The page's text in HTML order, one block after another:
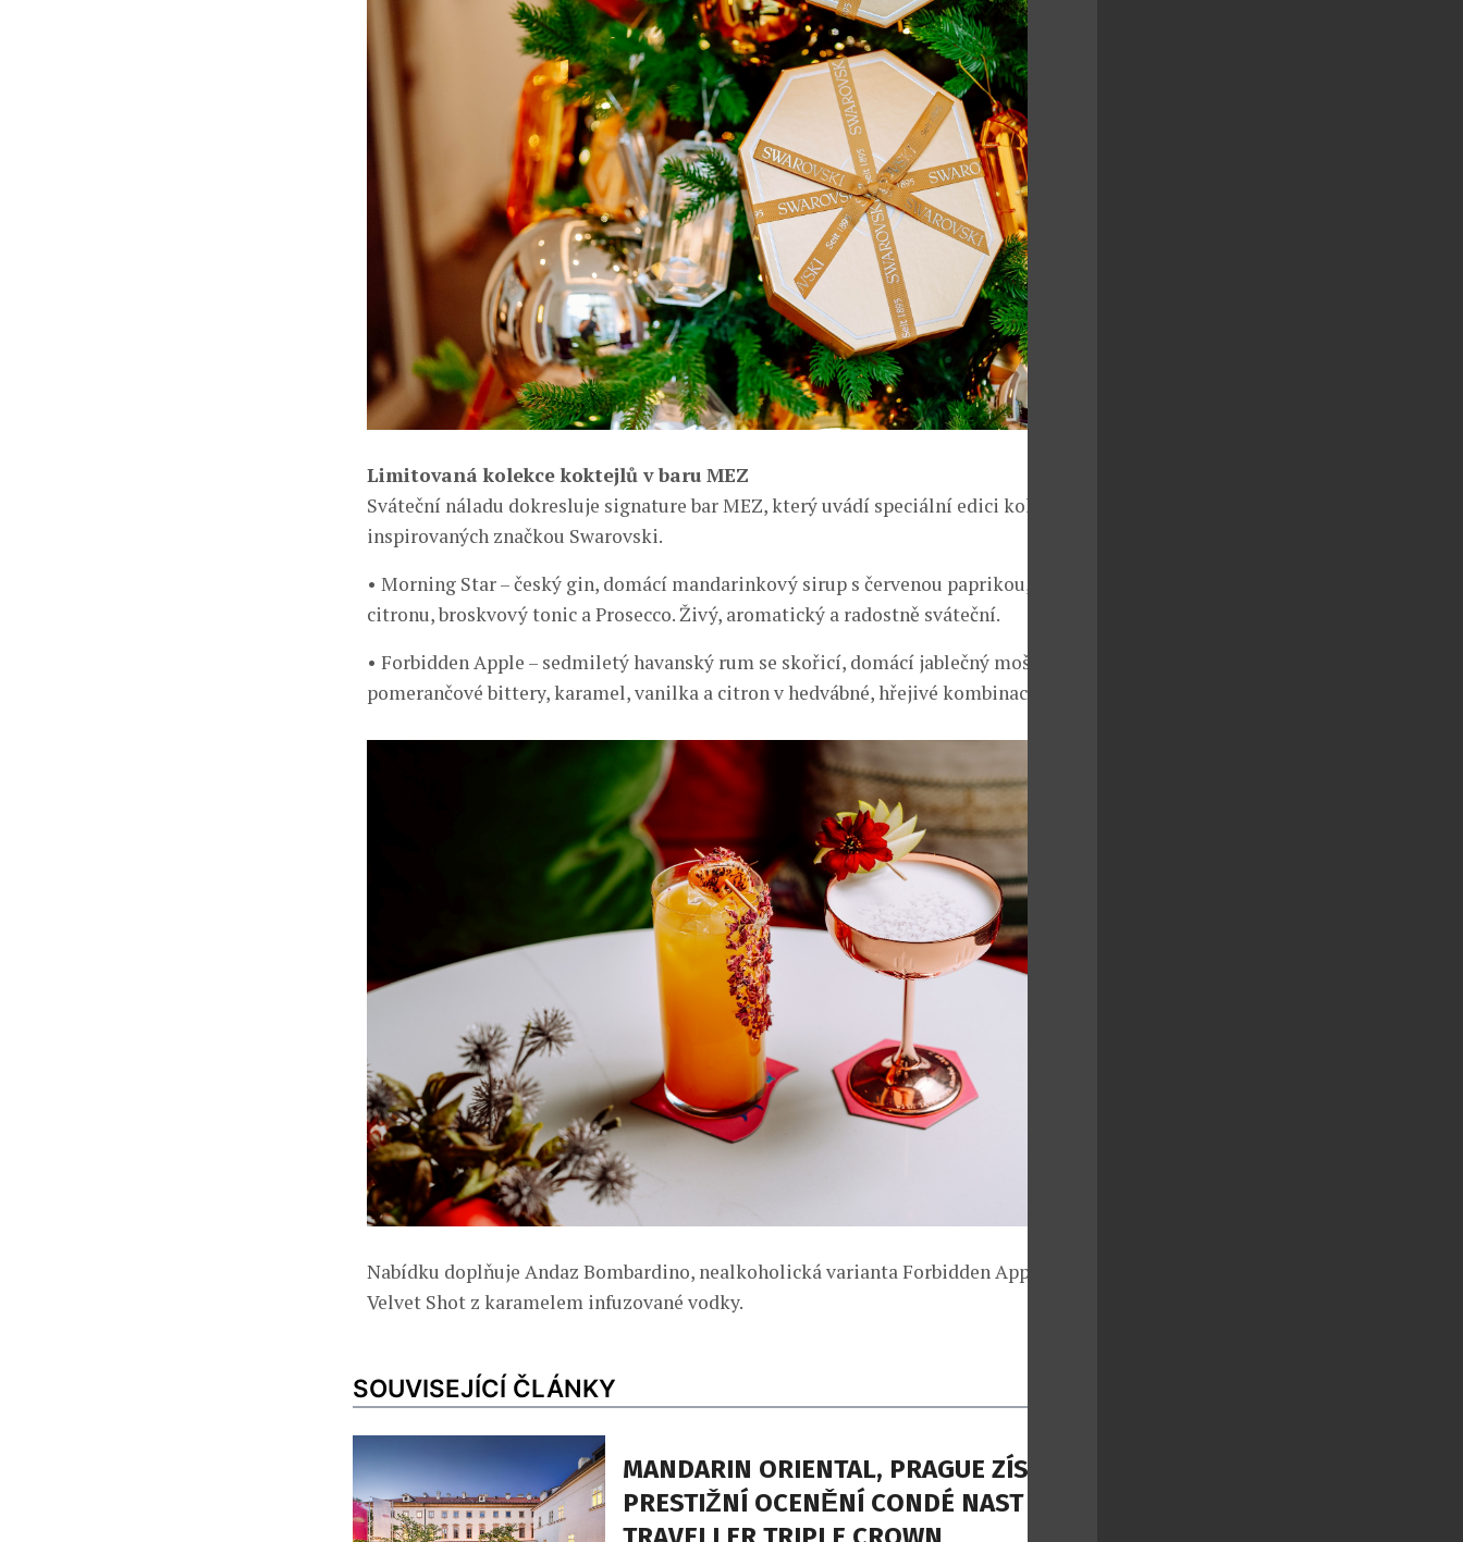
Limitovaná kolekce koktejlů v baru MEZ
Sváteční náladu dokresluje signature bar MEZ, který uvádí speciální edici koktejlů
inspirovaných značkou Swarovski.
• Morning Star – český gin, domácí mandarinkový sirup s červenou paprikou, kapka
citronu, broskvový tonic a Prosecco. Živý, aromatický a radostně sváteční.
• Forbidden Apple – sedmiletý havanský rum se skořicí, domácí jablečný mošt,
pomerančové bittery, karamel, vanilka a citron v hedvábné, hřejivé kombinaci.
Nabídku doplňuje Andaz Bombardino, nealkoholická varianta Forbidden Apple a
Velvet Shot z karamelem infuzované vodky.
SOUVISEJÍCÍ ČLÁNKY
MANDARIN ORIENTAL, PRAGUE ZÍSKAL
PRESTIŽNÍ OCENĚNÍ CONDÉ NAST